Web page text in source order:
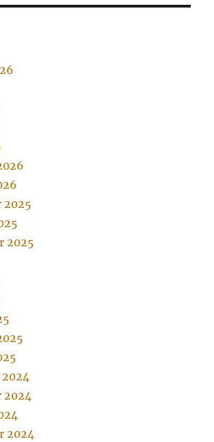
2025
2025
2024
2024
2024